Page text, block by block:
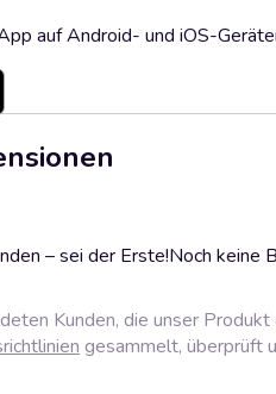
auf Android- und iOS-
– sei der Erste!Noch keine
Kunden, die unser
gesammelt, überprüft